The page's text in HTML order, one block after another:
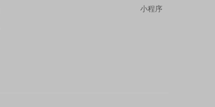
小程序